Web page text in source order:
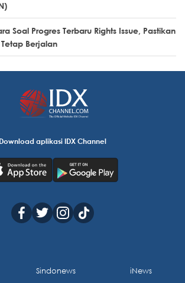
Soal Progres Terbaru Rights Issue, Pastikan
Berjalan
Download aplikasi IDX Channel
Sindonews
iNews